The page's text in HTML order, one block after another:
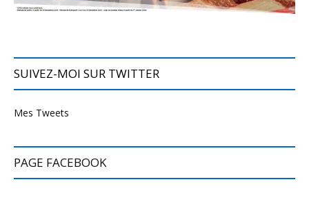
SUIVEZ-MOI SUR TWITTER
Mes Tweets
PAGE FACEBOOK